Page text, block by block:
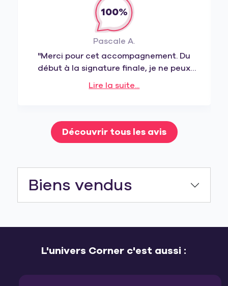
100%
Pascale A.
"Merci pour cet accompagnement. Du
début à la signature finale, je ne peux
que vous remercier pour la qualité de
votre prestation et votre
Lire la suite...
Découvrir tous les avis
Biens vendus
L'univers Corner c'est aussi :